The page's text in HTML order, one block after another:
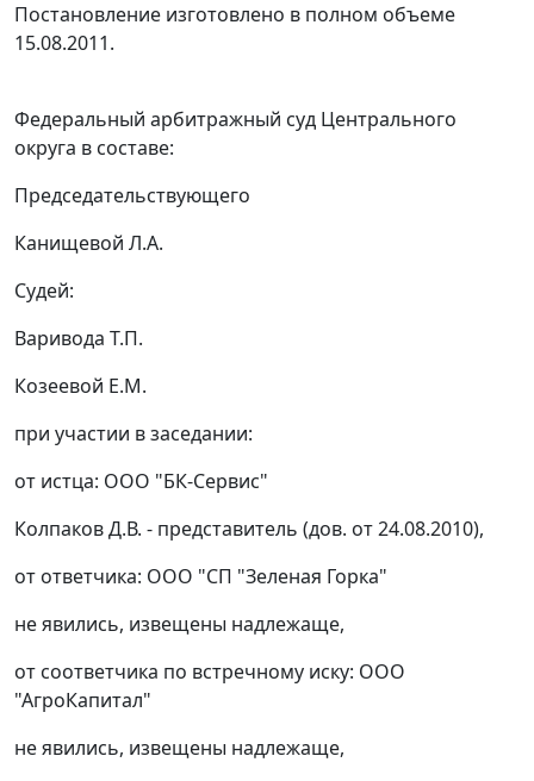
Постановление изготовлено в полном объеме
15.08.2011.
Федеральный арбитражный суд Центрального
округа в составе:
Председательствующего
Канищевой Л.А.
Судей:
Варивода Т.П.
Козеевой Е.М.
при участии в заседании:
от истца: ООО "БК-Сервис"
Колпаков Д.В. - представитель (дов. от 24.08.2010),
от ответчика: ООО "СП "Зеленая Горка"
не явились, извещены надлежаще,
от соответчика по встречному иску: ООО
"АгроКапитал"
не явились, извещены надлежаще,